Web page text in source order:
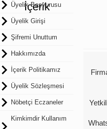
İçerik
Üyelik Başvurusu
Üyelik Girişi
Şifremi Unuttum
Hakkımızda
İçerik Politikamız
Üyelik Sözleşmesi
Nöbetçi Eczaneler
Kimkimdir Kullanım